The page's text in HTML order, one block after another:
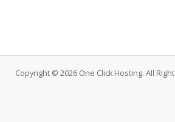
Copyright © 2026 One Click Hosting. All